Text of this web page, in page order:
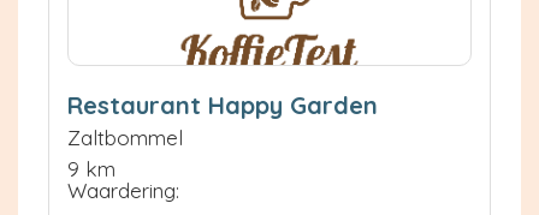
Restaurant Happy Garden
Zaltbommel
9 km
Waardering: